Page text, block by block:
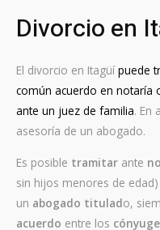
Divorcio en
El divorcio en Itagüí puede
común acuerdo en notaría
ante un juez de familia. En
asesoría de un abogado.
Es posible tramitar ante
sin hijos menores de
un abogado titulado,
acuerdo entre los